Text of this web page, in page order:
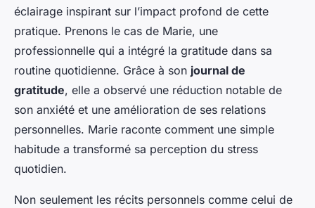
éclairage inspirant sur l’impact profond de cette
pratique. Prenons le cas de Marie, une
professionnelle qui a intégré la gratitude dans sa
routine quotidienne. Grâce à son journal de
gratitude, elle a observé une réduction notable de
son anxiété et une amélioration de ses relations
personnelles. Marie raconte comment une simple
habitude a transformé sa perception du stress
quotidien.
Non seulement les récits personnels comme celui de